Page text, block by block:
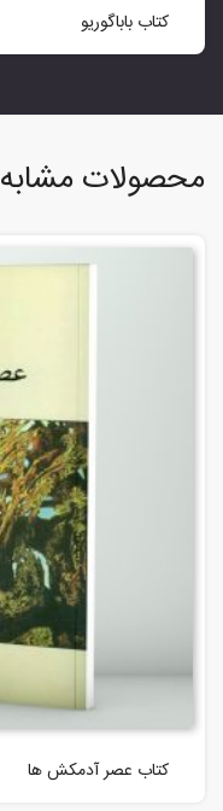
کتاب باباگوریو
محصولات مشابه
کتاب عصر آدمکش ها